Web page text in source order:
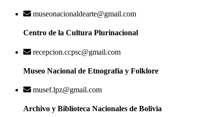
museonacionaldearte@gmail.com
Centro de la Cultura Plurinacional
recepcion.ccpsc@gmail.com
Museo Nacional de Etnografía y Folklore
musef.lpz@gmail.com
Archivo y Biblioteca Nacionales de Bolivia